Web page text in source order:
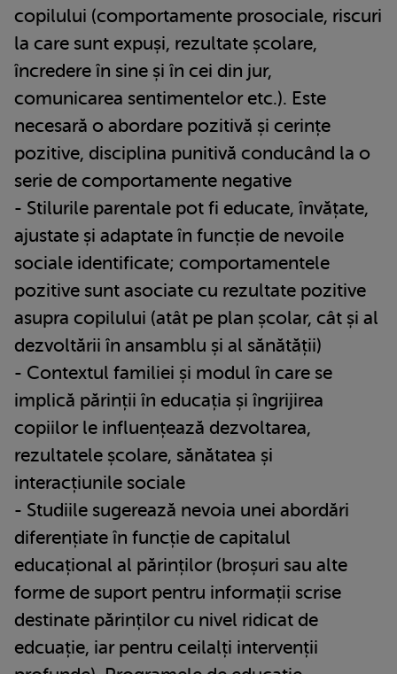
copilului (comportamente prosociale, riscuri
la care sunt expuși, rezultate școlare,
încredere în sine și în cei din jur,
comunicarea sentimentelor etc.). Este
necesară o abordare pozitivă și cerințe
pozitive, disciplina punitivă conducând la o
serie de comportamente negative
- Stilurile parentale pot fi educate, învățate,
ajustate și adaptate în funcție de nevoile
sociale identificate; comportamentele
pozitive sunt asociate cu rezultate pozitive
asupra copilului (atât pe plan școlar, cât și al
dezvoltării în ansamblu și al sănătății)
- Contextul familiei și modul în care se
implică părinții în educația și îngrijirea
copiilor le influențează dezvoltarea,
rezultatele școlare, sănătatea și
interacțiunile sociale
- Studiile sugerează nevoia unei abordări
diferențiate în funcție de capitalul
educațional al părinților (broșuri sau alte
forme de suport pentru informații scrise
destinate părinților cu nivel ridicat de
edcuație, iar pentru ceilalți intervenții